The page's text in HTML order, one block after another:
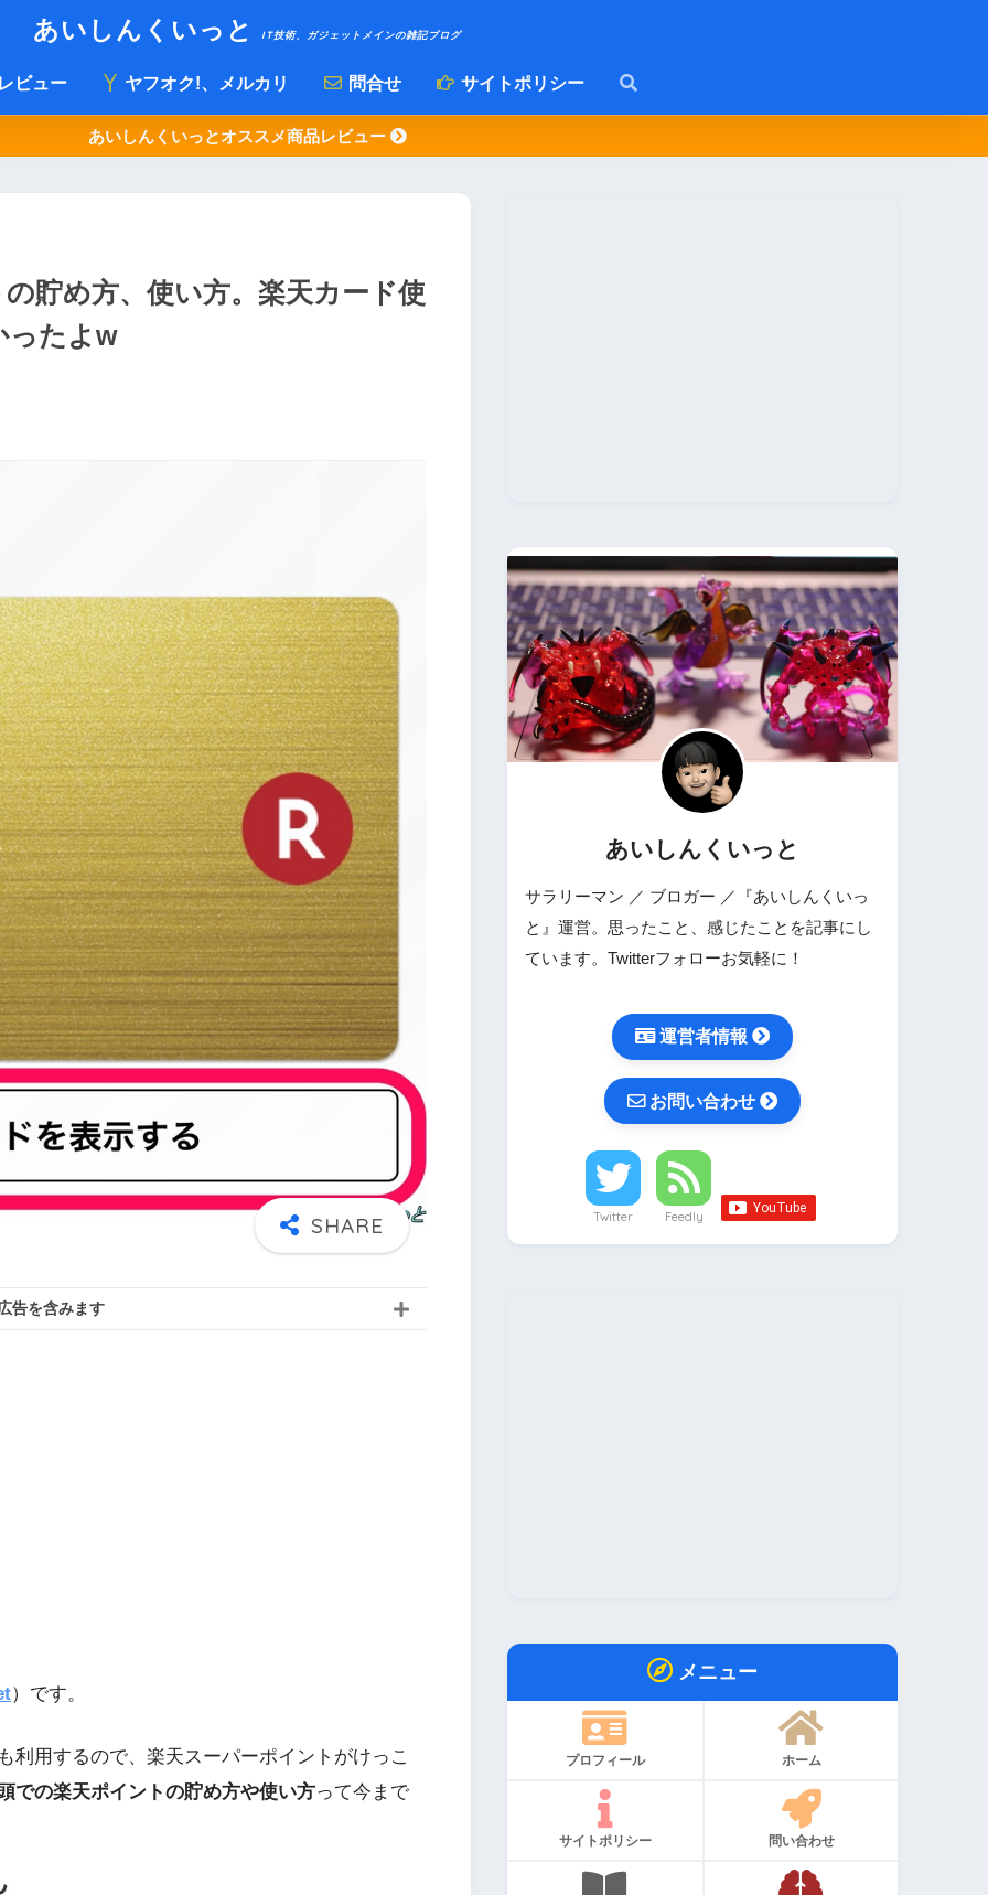
あいしんくいっと IT技術、ガジェットメインの雑記ブログ
ビュー ヤフオク!、メルカリ 問合せ サイトポリシー
あいしんくいっとオススメ商品レビュー
貯め方、使い方。楽天カード使
ったよw
告を含みます
）です。
利用するので、楽天スーパーポイントがけっこ
での楽天ポイントの貯め方や使い方って今まで
あいしんくいっと
サラリーマン ／ ブロガー ／『あいしんくいっ
と』運営。思ったこと、感じたことを記事にし
ています。Twitterフォローお気軽に！
運営者情報
お問い合わせ
Twitter Feedly
メニュー
プロフィール ホーム
サイトポリシー 問い合わせ